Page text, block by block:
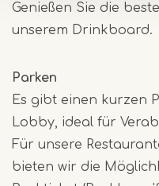
Genießen Sie die
unserem Drinkboard.
Parken
Es gibt einen kurzen
Lobby, ideal für
Für unsere
bieten wir die